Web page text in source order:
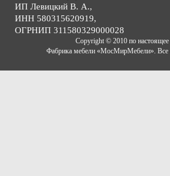
ИП Левицкий В. А.,
ИНН 580315620919,
ОГРНИП 311580329000028
Copyright © 2010 по настоящее
Фабрика мебели «МосМирМебели». Все